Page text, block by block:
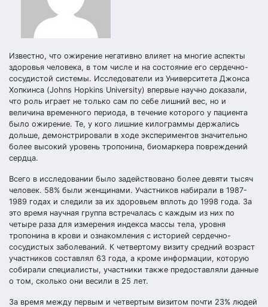
Известно, что ожирение негативно влияет на многие аспекты
здоровья человека, в том числе и на состояние его сердечно-
сосудистой системы. Исследователи из Университета Джонса
Хопкинса (Johns Hopkins University) впервые научно доказали,
что роль играет не только сам по себе лишний вес, но и
величина временного периода, в течение которого у пациента
было ожирение. Те, у кого лишние килограммы держались
дольше, демонстрировали в ходе экспериментов значительно
более высокий уровень тропонина, биомаркера повреждений
сердца.
Всего в исследовании было задействовано более девяти тысяч
человек. 58% были женщинами. Участников набирали в 1987-
1989 годах и следили за их здоровьем вплоть до 1998 года. За
это время научная группа встречалась с каждым из них по
четыре раза для измерения индекса массы тела, уровня
тропонина в крови и ознакомления с историей сердечно-
сосудистых заболеваний. К четвертому визиту средний возраст
участников составлял 63 года, а кроме информации, которую
собирали специалисты, участники также предоставляли данные
о том, сколько они весили в 25 лет.
За время между первым и четвертым визитом почти 23% людей